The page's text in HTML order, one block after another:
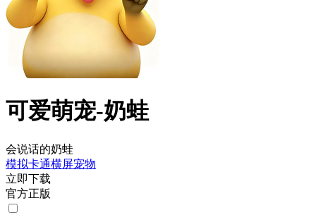
可爱萌宠-奶蛙
会说话的奶蛙
模拟卡通横屏宠物
立即下载
官方正版